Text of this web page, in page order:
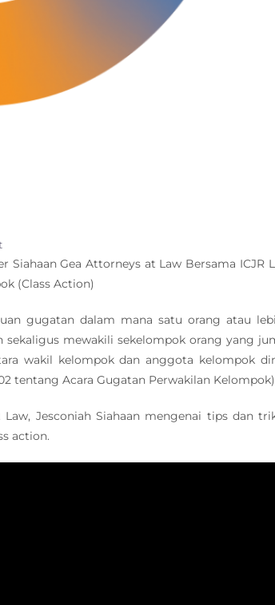
Gea Attorneys at Law Bersama ICJR
(Class Action)
gugatan dalam mana satu orang atau
mewakili sekelompok orang yang
wakil kelompok dan anggota kelompok
tentang Acara Gugatan Perwakilan
Jesconiah Siahaan mengenai tips dan
action.